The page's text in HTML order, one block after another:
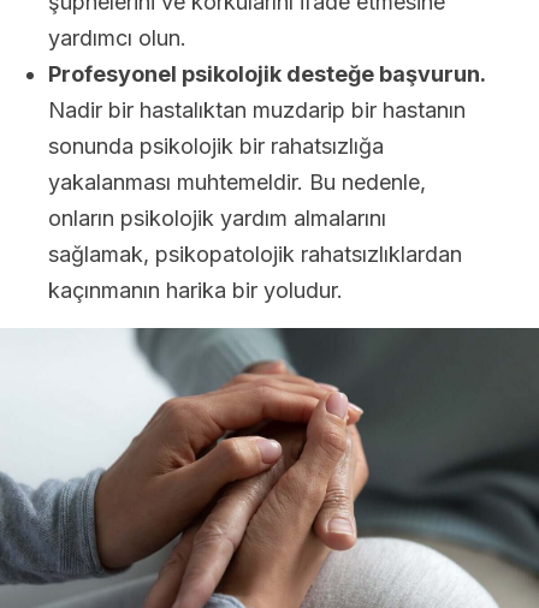
yardımcı olun.
Profesyonel psikolojik desteğe başvurun.
Nadir bir hastalıktan muzdarip bir hastanın
sonunda psikolojik bir rahatsızlığa
yakalanması muhtemeldir. Bu nedenle,
onların psikolojik yardım almalarını
sağlamak, psikopatolojik rahatsızlıklardan
kaçınmanın harika bir yoludur.